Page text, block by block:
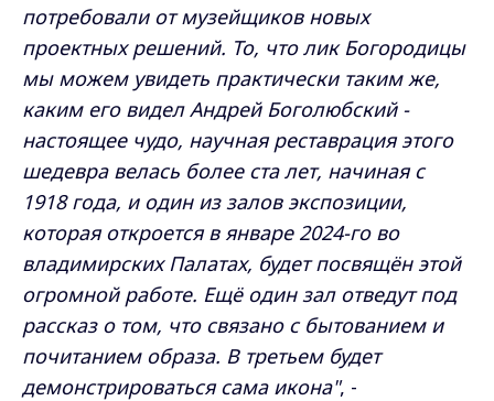
потребовали от музейщиков новых
проектных решений. То, что лик Богородицы
мы можем увидеть практически таким же,
каким его видел Андрей Боголюбский -
настоящее чудо, научная реставрация этого
шедевра велась более ста лет, начиная с
1918 года, и один из залов экспозиции,
которая откроется в январе 2024-го во
владимирских Палатах, будет посвящён этой
огромной работе. Ещё один зал отведут под
рассказ о том, что связано с бытованием и
почитанием образа. В третьем будет
демонстрироваться сама икона", -